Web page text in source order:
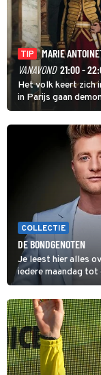
TIP
MARIE
VANAVOND 21:00 -
Het volk keert zich
in Parijs gaan
Marie Antoinette
kinderen veilig
COLLECTIE
DE BONDGENOTEN
Je leest hier alles
iedere maandag tot